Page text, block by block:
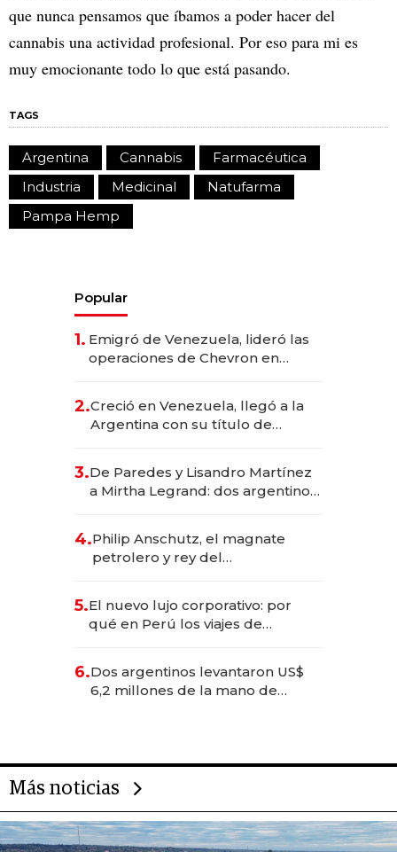
que nunca pensamos que íbamos a poder hacer del
cannabis una actividad profesional. Por eso para mi es
muy emocionante todo lo que está pasando.
TAGS
Argentina Cannabis
Farmacéutica
Industria
Medicinal
Natufarma
Pampa Hemp
Popular
1. Emigró de Venezuela, lideró las
operaciones de Chevron en
2.Creció en Venezuela, llegó a la
Argentina con su título de
las marcas "fast premium"
3.De Paredes y Lisandro Martínez
a Mirtha Legrand: dos argentinos
4.Philip Anschutz, el magnate
petrolero y rey del
Fénix
5.El nuevo lujo corporativo: por
qué en Perú los viajes de
transformadoras
6.Dos argentinos levantaron US$
6,2 millones de la mano de
Más noticias